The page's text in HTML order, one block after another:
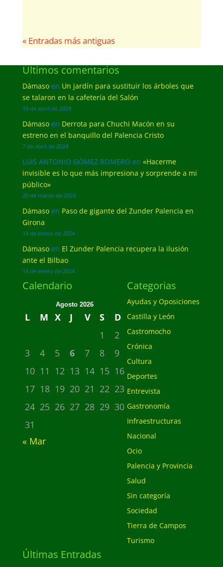
« Entradas más antiguas
Últimos comentarios
Dámasoen Un jardín para sustituir los árboles que
se talaron en la cafetería del Salón
13 de abril de 2024
Dámasoen Derrota para Chuchi Macón en su
estreno en el banquillo del Palencia Cristo
7 de abril de 2024
LUIS ANTONIO GÓMEZ ROMERO en «Hacerme
invisible es lo que más impresiona y sorprende a mi
público»
20 de marzo de 2024
Dámasoen Paso de gigante del Zunder Palencia en
Girona
14 de enero de 2024
Dámasoen El Zunder Palencia recupera la ilusión
ante el Bilbao
14 de enero de 2024
Calendario
Agosto 2026
L M X J V S
D
1
2
3
4 5 6 7 8
9
10 11 12 13 14 15 16
17 18 19 20 21 22 23
24 25 26 27 28 29 30
31
« Mar
Categorias
Ayudas y Oposiciones
Castilla y León
Castromocho
Crónica
Cultura
Deportes
Entrevista
Gastronomía
Infraestructuras
Nacional
Ocio
Palencia y Provincia
Salud
Sin categoría
Sociedad
Tierra de Campos
Turismo
Últimas Entradas